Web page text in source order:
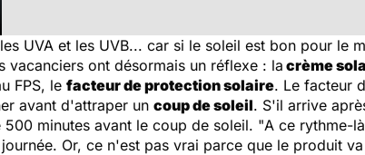
UVA et les UVB... car si le soleil est bon pour le
ont désormais un réflexe : lacrème
FPS, le facteur de protection solaire. Le facteur
avant d'attraper un coup de soleil. S'il arrive
minutes avant le coup de soleil. "A ce rythme-
Or, ce n'est pas vrai parce que le produit